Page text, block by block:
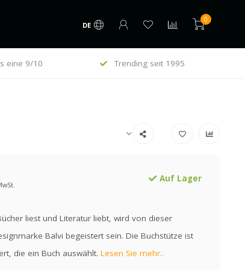
DE
0
eine 9/10 Trending seit 1995
Auf Lager
liest und Literatur liebt, wird von dieser
Balvi begeistert sein. Die Buchstütze ist
die ein Buch auswählt. Lesen Sie mehr..